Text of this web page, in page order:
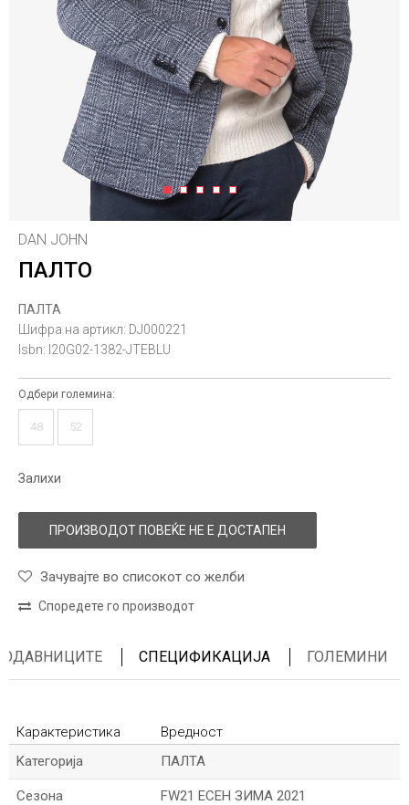
1 2 3 4 5
DAN JOHN
ПАЛТО
ПАЛТА
Шифра на артикл: DJ000221
Isbn: I20G02-1382-JTEBLU
Одбери големина:
48 52
Залихи
ПРОИЗВОДОТ ПОВЕЌЕ НЕ Е ДОСТАПЕН
Зачувајте во списокот со желби
Споредете го производот
СПЕЦИФИКАЦИЈА ГОЛЕМИНИ
Карактеристика
Вредност
Kатегорија
ПАЛТА
Сезона FW21 ЕСЕН ЗИМА 2021